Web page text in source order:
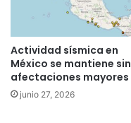
Actividad sísmica en
México se mantiene sin
afectaciones mayores
junio 27, 2026